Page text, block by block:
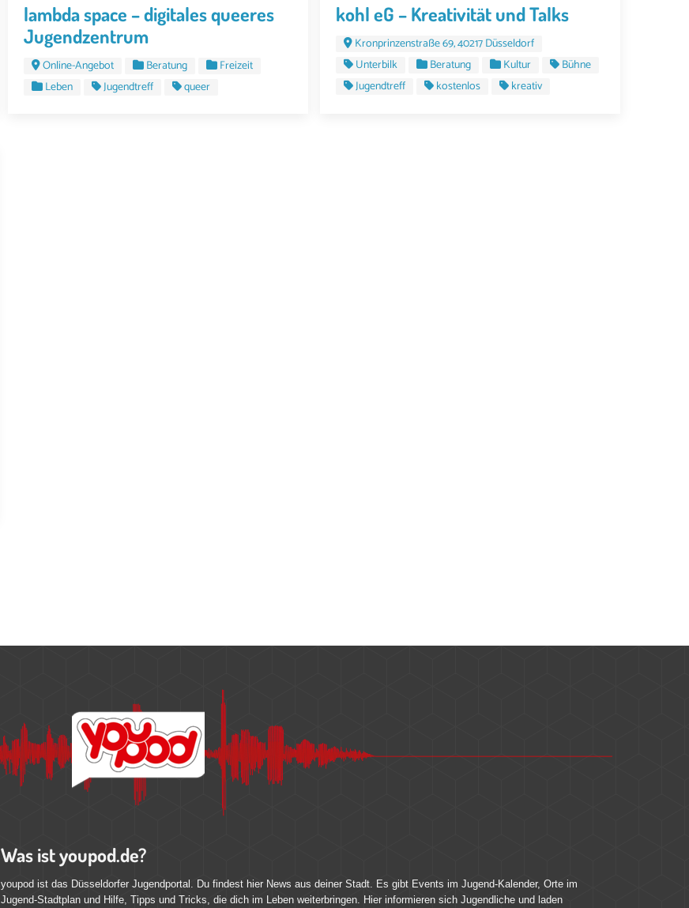
lambda space – digitales queeres
Jugendzentrum
Online-Angebot Beratung
Freizeit
Leben
Jugendtreff queer
kohl eG – Kreativität und Talks
Kronprinzenstraße 69, 40217 Düsseldorf
Unterbilk
Beratung Kultur
Bühne
Jugendtreff
kostenlos kreativ
Was ist youpod.de?
youpod ist das Düsseldorfer Jugendportal. Du findest hier News aus deiner Stadt. Es gibt Events im Jugend-Kalender, Orte im
Jugend-Stadtplan und Hilfe, Tipps und Tricks, die dich im Leben weiterbringen. Hier informieren sich Jugendliche und laden